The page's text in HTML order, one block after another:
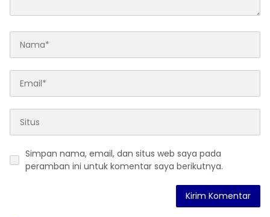
Simpan nama, email, dan situs web saya pada
peramban ini untuk komentar saya berikutnya.